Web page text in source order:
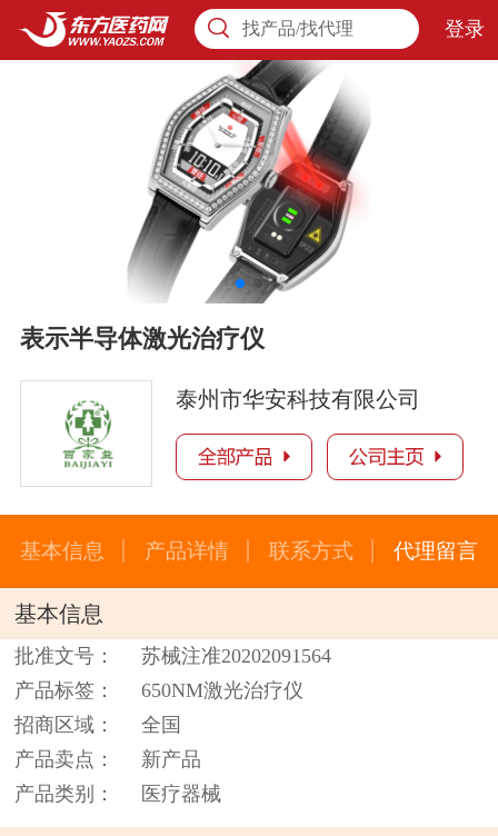
找产品/找代理 登录
表示半导体激光治疗仪
泰州市华安科技有限公司
基本信息 产品详情 联系方式 代理留言
基本信息
批准文号：
苏械注准20202091564
产品标签：
650NM激光治疗仪
招商区域：
全国
产品卖点：
新产品
产品类别：
医疗器械